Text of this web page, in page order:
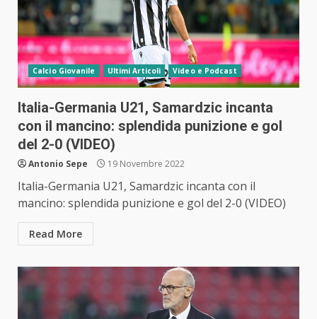
Calcio Giovanile Ultimi Articoli Video e Podcast
Italia-Germania U21, Samardzic incanta
con il mancino: splendida punizione e gol
del 2-0 (VIDEO)
Antonio Sepe 19 Novembre 2022
Italia-Germania U21, Samardzic incanta con il
mancino: splendida punizione e gol del 2-0 (VIDEO)
Read More